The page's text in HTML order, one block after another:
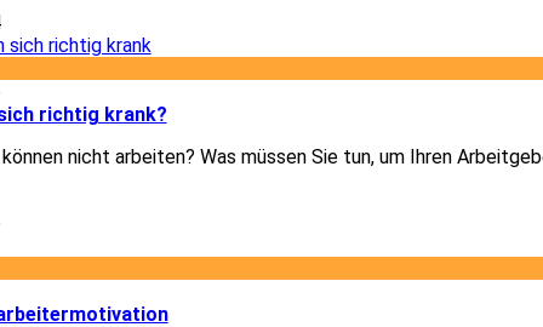
richtig krank?
nicht arbeiten? Was müssen Sie tun, um Ihren